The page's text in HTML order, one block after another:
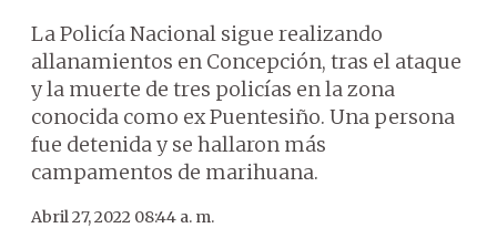
La Policía Nacional sigue realizando
allanamientos en Concepción, tras el ataque
y la muerte de tres policías en la zona
conocida como ex Puentesiño. Una persona
fue detenida y se hallaron más
campamentos de marihuana.
Abril 27, 2022 08:44 a. m.